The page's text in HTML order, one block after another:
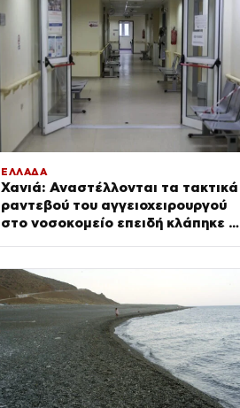
ΕΛΛΑΔΑ
Χανιά: Αναστέλλονται τα τακτικά
ραντεβού του αγγειοχειρουργού
στο νοσοκομείο επειδή κλάπηκε το